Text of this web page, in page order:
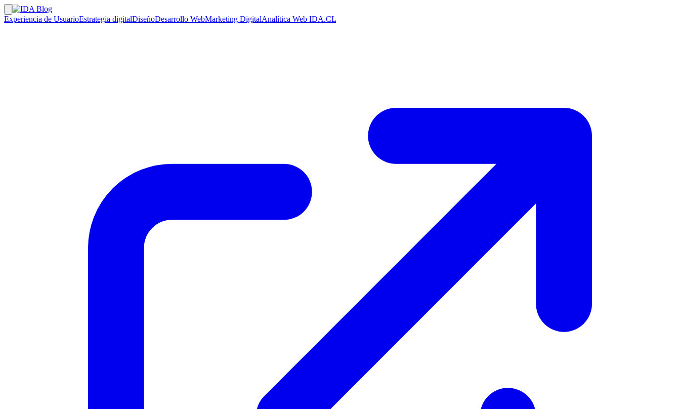
Experiencia de UsuarioEstrategia digitalDiseñoDesarrollo WebMarketing DigitalAnalítica Web IDA.CL